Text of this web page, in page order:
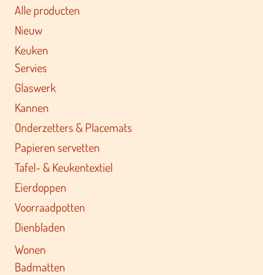
Alle producten
Nieuw
Keuken
Servies
Glaswerk
Kannen
Onderzetters & Placemats
Papieren servetten
Tafel- & Keukentextiel
Eierdoppen
Voorraadpotten
Dienbladen
Wonen
Badmatten